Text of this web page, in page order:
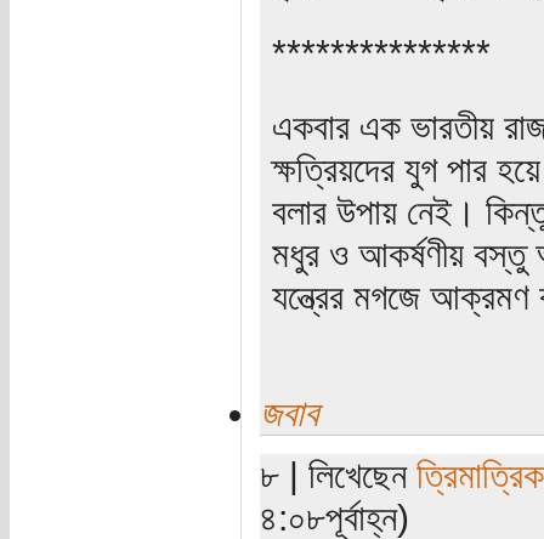
***************
একবার এক ভারতীয়
ক্ষত্রিয়দের যুগ পার
বলার উপায় নেই।
মধুর ও আকর্ষণীয় বস্তু
যন্ত্রের মগজে আক্রমণ
জবাব
৮ | লিখেছেন
৪:০৮পূর্বাহ্ন)